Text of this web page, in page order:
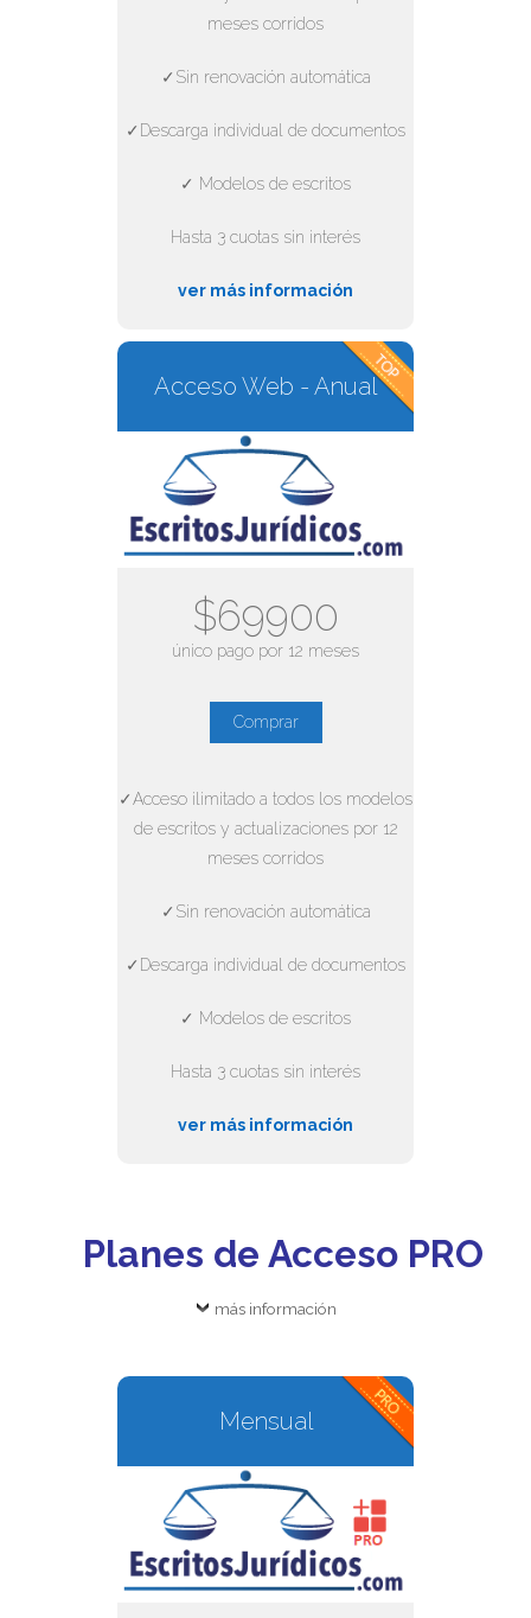
meses corridos
✓Sin renovación automática
✓Descarga individual de documentos
✓ Modelos de escritos
Hasta 3 cuotas sin interés
ver más información
Acceso Web - Anual
$69900
único pago por 12 meses
Comprar
✓Acceso ilimitado a todos los modelos
de escritos y actualizaciones por 12
meses corridos
✓Sin renovación automática
✓Descarga individual de documentos
✓ Modelos de escritos
Hasta 3 cuotas sin interés
ver más información
Planes de Acceso PRO
más información
Mensual